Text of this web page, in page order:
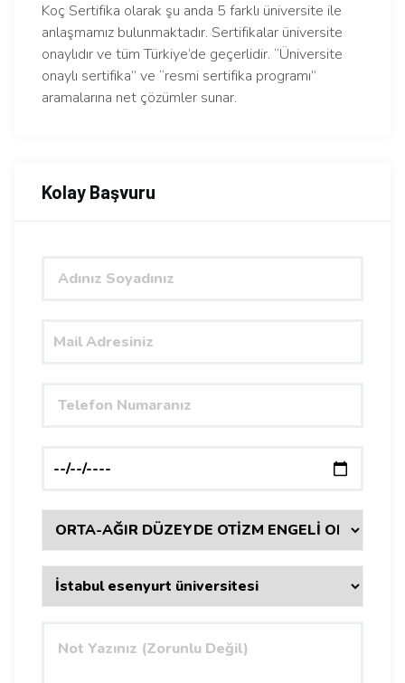
Koç Sertifika olarak şu anda 5 farklı üniversite ile
anlaşmamız bulunmaktadır. Sertifikalar üniversite
onaylıdır ve tüm Türkiye’de geçerlidir. “Üniversite
onaylı sertifika” ve “resmi sertifika programı”
aramalarına net çözümler sunar.
Kolay Başvuru